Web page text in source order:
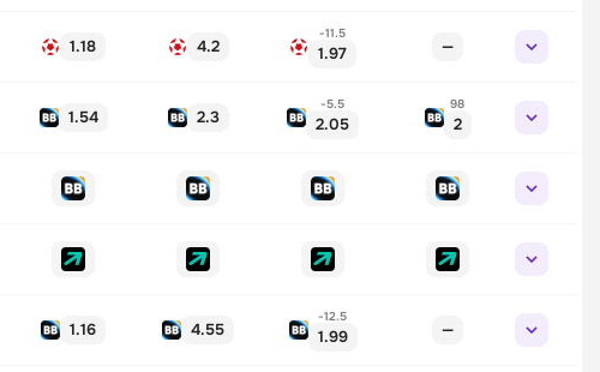
1.18 4.2
-11.5
1.97 —
1.54 2.3
-5.5
2.05
98
2
1.16 4.55
-12.5
1.99 —